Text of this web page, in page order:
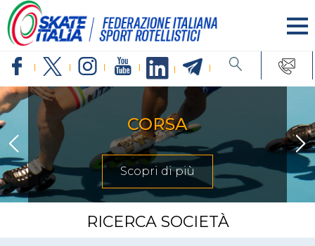
CORSA
Scopri di più
RICERCA SOCIETÀ